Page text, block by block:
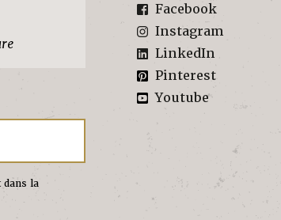
la
Facebook
Instagram
LinkedIn
Pinterest
Youtube